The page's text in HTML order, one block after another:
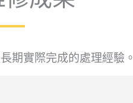
期實際完成的處理經驗。